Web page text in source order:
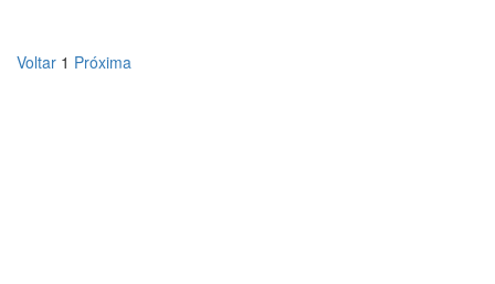
Voltar 1 Próxima